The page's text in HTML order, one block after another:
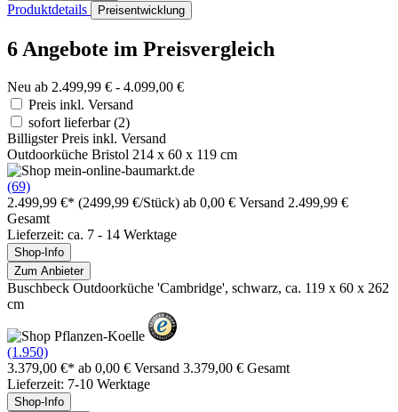
Produktdetails
Preisentwicklung
6 Angebote im Preisvergleich
Neu ab 2.499,99 € - 4.099,00 €
Preis inkl. Versand
sofort lieferbar(2)
Billigster Preis inkl. Versand
Outdoorküche Bristol 214 x 60 x 119 cm
(69)
2.499,99 €* (2499,99 €/Stück) ab 0,00 € Versand 2.499,99 €
Gesamt
Lieferzeit: ca. 7 - 14 Werktage
Shop-Info
Zum Anbieter
Buschbeck Outdoorküche 'Cambridge', schwarz, ca. 119 x 60 x 262
cm
(1.950)
3.379,00 €* ab 0,00 € Versand 3.379,00 € Gesamt
Lieferzeit: 7-10 Werktage
Shop-Info